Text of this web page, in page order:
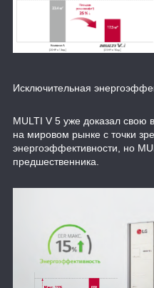
Исключительная
MULTI V 5 уже доказал свою
на мировом рынке с точки
энергоэффективности, но
предшественника.